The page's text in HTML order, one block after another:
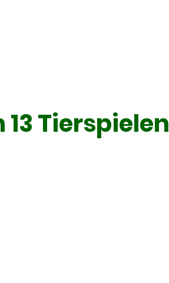
Tierspielen